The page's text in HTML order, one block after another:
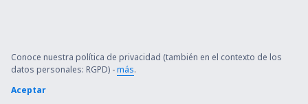
Conoce nuestra política de privacidad (también en el contexto de los
datos personales: RGPD) -más.
Aceptar